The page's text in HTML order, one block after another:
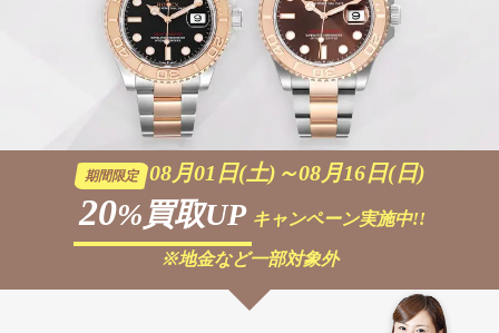
期間限定 08月01日(土)～08月16日(日)
20%買取UP キャンペーン実施中!!
※地金など一部対象外